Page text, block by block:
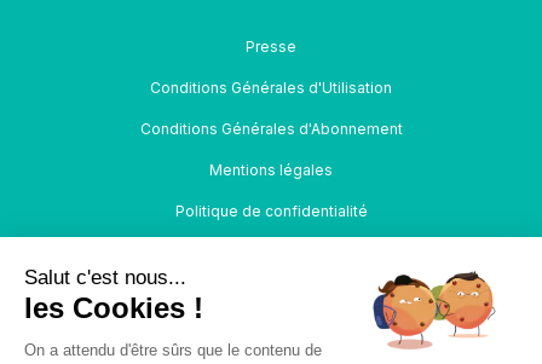
Presse
Conditions Générales d'Utilisation
Conditions Générales d'Abonnement
Mentions légales
Politique de confidentialité
HappyPal agit en tant que mandataire non-exclusif en
Salut c'est nous...
les Cookies !
On a attendu d'être sûrs que le contenu de